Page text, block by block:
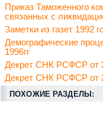
Приказ Таможенного
связанных с
Заметки из газет 1992
Демографические
1996гг
Декрет СНК РСФСР от
Декрет СНК РСФСР от
ПОХОЖИЕ РАЗДЕЛЫ: